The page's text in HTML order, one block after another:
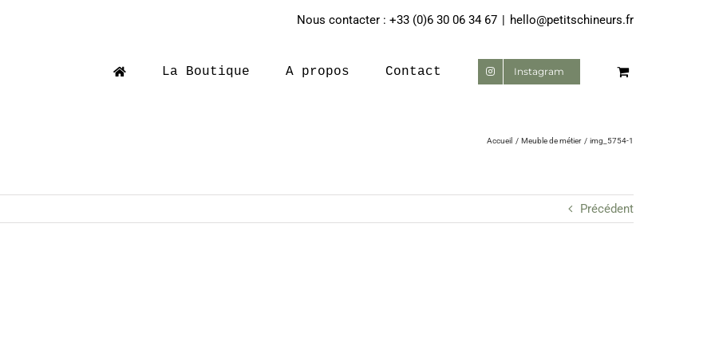
Nous contacter : +33 (0)6 30 06 34 67 | hello@petitschineurs.fr
La Boutique A propos Contact Instagram
Accueil Meuble de métier img_5754-1
Précédent